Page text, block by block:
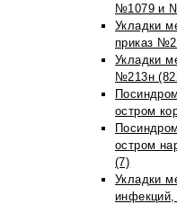
№1079 и
Укладки
приказ
Укладки
№213н
остром
остром
(7)
Укладки
инфекций,